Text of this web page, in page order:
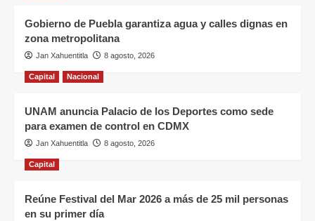
Gobierno de Puebla garantiza agua y calles dignas en
zona metropolitana
Jan Xahuentitla 8 agosto, 2026
Capital Nacional
UNAM anuncia Palacio de los Deportes como sede
para examen de control en CDMX
Jan Xahuentitla 8 agosto, 2026
Capital
Reúne Festival del Mar 2026 a más de 25 mil personas
en su primer día